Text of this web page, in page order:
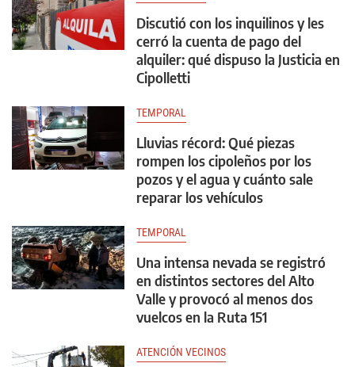
Discutió con los inquilinos y les
cerró la cuenta de pago del
alquiler: qué dispuso la Justicia en
Cipolletti
TEMPORAL
Lluvias récord: Qué piezas
rompen los cipoleños por los
pozos y el agua y cuánto sale
reparar los vehículos
TEMPORAL
Una intensa nevada se registró
en distintos sectores del Alto
Valle y provocó al menos dos
vuelcos en la Ruta 151
ATENCIÓN VECINOS